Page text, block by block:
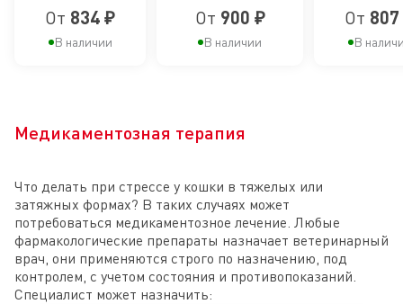
здоровья
кожи и
шерсти
От 834 ₽
В наличии
кошек при
расстройствах
расстройствах
От 900 ₽
В наличии
кожи
От
В
Медикаментозная терапия
Что делать при стрессе у кошки в тяжелых или
затяжных формах? В таких случаях может
потребоваться медикаментозное лечение. Любые
фармакологические препараты назначает ветеринарный
врач, они применяются строго по назначению, под
контролем, с учетом состояния и противопоказаний.
Специалист может назначить: